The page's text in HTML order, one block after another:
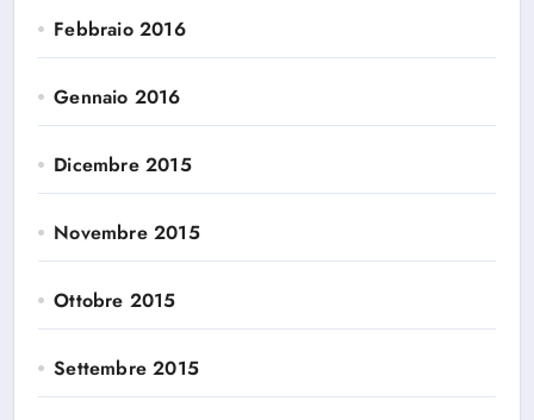
Febbraio 2016
Gennaio 2016
Dicembre 2015
Novembre 2015
Ottobre 2015
Settembre 2015